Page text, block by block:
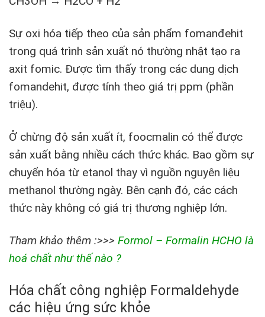
Sự oxi hóa tiếp theo của sản phẩm fomanđehit
trong quá trình sản xuất nó thường nhật tạo ra
axit fomic. Được tìm thấy trong các dung dịch
fomandehit, được tính theo giá trị ppm (phần
triệu).
Ở chừng độ sản xuất ít, foocmalin có thể được
sản xuất bằng nhiều cách thức khác. Bao gồm sự
chuyển hóa từ etanol thay vì nguồn nguyên liệu
methanol thường ngày. Bên cạnh đó, các cách
thức này không có giá trị thương nghiệp lớn.
Tham khảo thêm :>>> Formol – Formalin HCHO là
hoá chất như thế nào ?
Hóa chất công nghiệp Formaldehyde
các hiệu ứng sức khỏe